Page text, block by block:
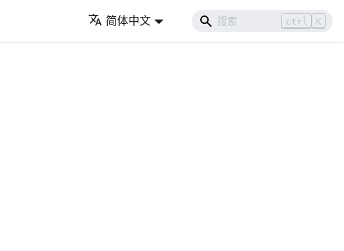
简体中文 ctrl K